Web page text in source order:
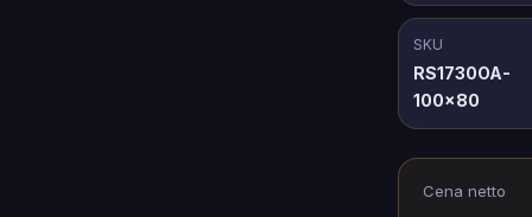
SKU
RS1730OA-
100x80
Cena netto